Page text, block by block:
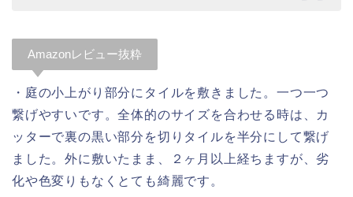
Amazonレビュー抜粋
・庭の小上がり部分にタイルを敷きました。一つ一つ
繋げやすいです。全体的のサイズを合わせる時は、カ
ッターで裏の黒い部分を切りタイルを半分にして繋げ
ました。外に敷いたまま、２ヶ月以上経ちますが、劣
化や色変りもなくとても綺麗です。